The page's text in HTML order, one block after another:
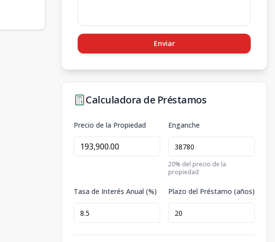
Enviar
Calculadora de Préstamos
Precio de la Propiedad Enganche
20% del precio de la
propiedad
Tasa de Interés Anual (%) Plazo del Préstamo (años)